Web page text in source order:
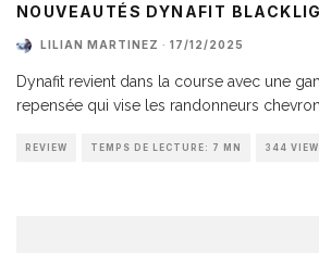
NOUVEAUTÉS DYNAFIT
LILIAN MARTINEZ · 17/12/2025
Dynafit revient dans la course avec une
repensée qui vise les randonneurs
REVIEW TEMPS DE LECTURE: 7 MN 344